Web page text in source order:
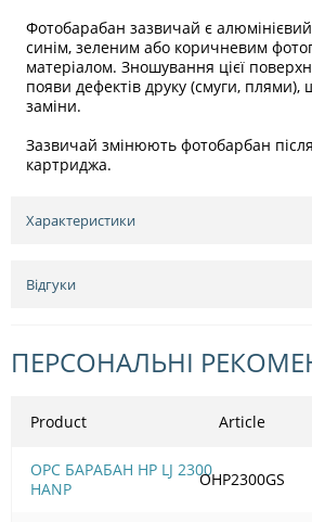
Фотобарабан зазвичай є
синім, зеленим або коричневим
матеріалом. Зношування цієї
появи дефектів друку (смуги, плями),
заміни.
Зазвичай змінюють фотобарбан
картриджа.
Характеристики
Відгуки
ПЕРСОНАЛЬНІ
Product
OPC БАРАБАН HP LJ 2300
HANP
Article
ОHP2300GS